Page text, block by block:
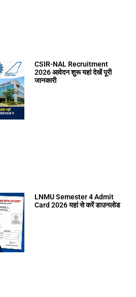
CSIR-NAL Recruitment
2026 आवेदन शुरू यहां देखें पूरी
जानकारी
LNMU Semester 4 Admit
Card 2026 यहां से करें डाउनलोड